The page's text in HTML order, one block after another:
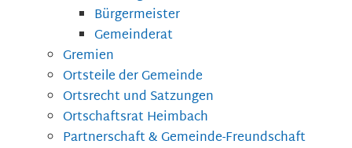
Bürgermeister
Gemeinderat
Gremien
Ortsteile der Gemeinde
Ortsrecht und Satzungen
Ortschaftsrat Heimbach
Partnerschaft & Gemeinde-Freundschaft